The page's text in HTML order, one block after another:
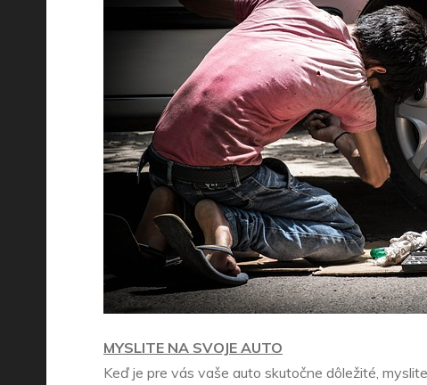
MYSLITE NA SVOJE AUTO
Keď je pre vás vaše auto skutočne dôležité,